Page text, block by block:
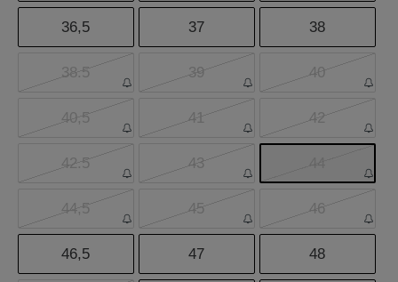
36,5 37 38
38.5 39 40
40,5 41 42
42.5 43
44,5 45 46
46,5 47 48